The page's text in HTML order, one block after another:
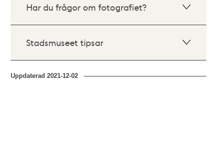
Har du frågor om fotografiet?
Stadsmuseet tipsar
Uppdaterad2021-12-02